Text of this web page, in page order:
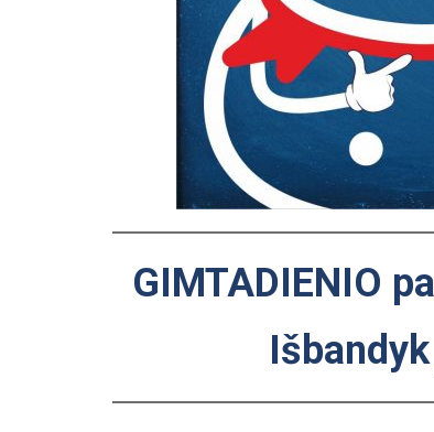
GIMTADIENIO